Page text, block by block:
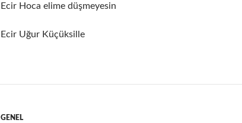
Ecir Hoca elime düşmeyesin
Ecir Uğur Küçüksille
GENEL